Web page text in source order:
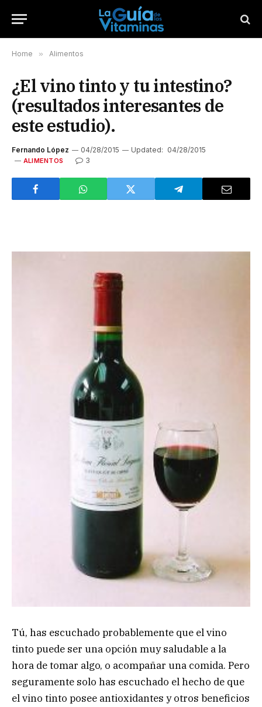
Home » Alimentos
¿El vino tinto y tu intestino?
(resultados interesantes de
este estudio).
Fernando López 04/28/2015 Updated: 04/28/2015
ALIMENTOS 3
Tú, has escuchado probablemente que el vino
tinto puede ser una opción muy saludable a la
hora de tomar algo, o acompañar una comida. Pero
seguramente solo has escuchado el hecho de que
el vino tinto posee antioxidantes y otros beneficios